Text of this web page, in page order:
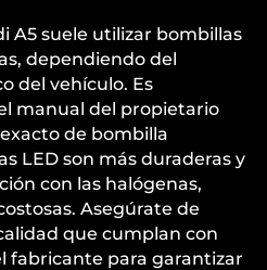
A5 suele utilizar bombillas
dependiendo del
del vehículo. Es
manual del propietario
de bombilla
LED son más duraderas y
con las halógenas,
Asegúrate de
que cumplan con
fabricante para garantizar